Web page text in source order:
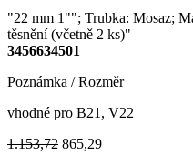
"22 mm 1""; Trubka: Mosaz;
těsnění (včetně 2 ks)"
3456634501
Poznámka / Rozměr
vhodné pro B21, V22
1.153,72 865,29